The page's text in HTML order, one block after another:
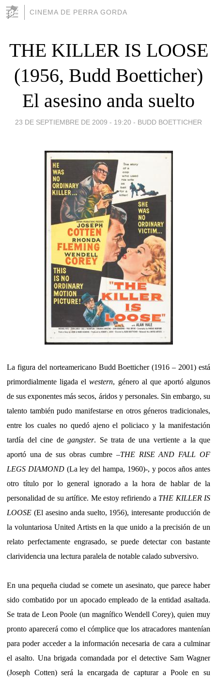
CINEMA DE PERRA GORDA
THE KILLER IS LOOSE
(1956, Budd Boetticher)
El asesino anda suelto
23 DE SEPTIEMBRE DE 2009 - 19:20 - BUDD BOETTICHER
La figura del norteamericano Budd Boetticher (1916 – 2001) está
primordialmente ligada elwestern, género al que aportó algunos
de sus exponentes más secos, áridos y personales. Sin embargo, su
talento también pudo manifestarse en otros géneros tradicionales,
entre los cuales no quedó ajeno el policiaco y la manifestación
tardía del cine de gangster. Se trata de una vertiente a la que
aportó una de sus obras cumbre –THE RISE AND FALL OF
LEGS DIAMOND(La ley del hampa, 1960)-, y pocos años antes
otro título por lo general ignorado a la hora de hablar de la
personalidad de su artífice. Me estoy refiriendo a THE KILLER IS
LOOSE (El asesino anda suelto, 1956), interesante producción de
la voluntariosa United Artists en la que unido a la precisión de un
relato perfectamente engrasado, se puede detectar con bastante
clarividencia una lectura paralela de notable calado subversivo.
En una pequeña ciudad se comete un asesinato, que parece haber
sido combatido por un apocado empleado de la entidad asaltada.
Se trata de Leon Poole (un magnífico Wendell Corey), quien muy
pronto aparecerá como el cómplice que los atracadores mantenían
para poder acceder a la información necesaria de cara a culminar
el asalto. Una brigada comandada por el detective Sam Wagner
(Joseph Cotten) será la encargada de capturar a Poole en su